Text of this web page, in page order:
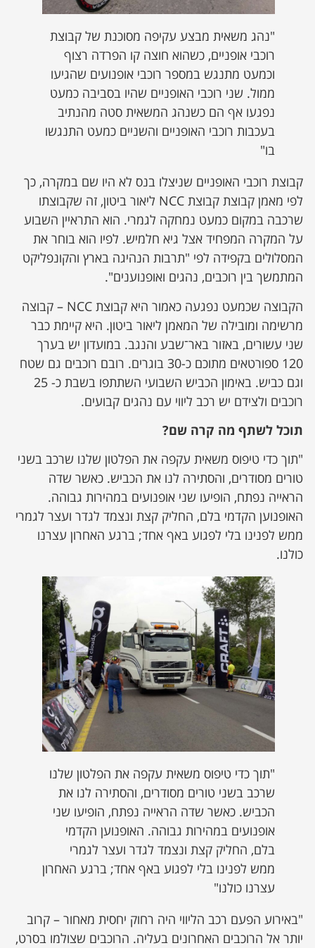
"נהג משאית מבצע עקיפה מסוכנת של קבוצת
רוכבי אופניים, כשהוא חוצה קו הפרדה רצוף
וכמעט מתנגש במספר רוכבי אופנועים שהגיעו
ממול. שני רוכבי האופניים שהיו בסביבה כמעט
נפגעו אף הם כשנהג המשאית סטה מהנתיב
בעכבות רוכבי האופניים והשניים כמעט התנגשו
בו"
קבוצת רוכבי האופניים שניצלו בנס לא היו שם במקרה, כך
לפי מאמן קבוצת קבוצת NCC ליאור ביטון, זה שקבוצתו
שרכבה במקום כמעט נמחקה לגמרי. הוא התראיין השבוע
על המקרה המפחיד אצל גיא חלמיש. לפיו הוא בוחר את
המסלולים בקפידה לפי "תרבות הנהיגה בארץ והקונפליקט
המתמשך בין רוכבים, נהגים ואופנוענים".
הקבוצה שכמעט נפגעה כאמור היא קבוצת NCC – קבוצה
מרשימה ומובילה של המאמן ליאור ביטון. היא קיימת כבר
שני עשורים, באזור באר־שבע והנגב. במועדון יש בערך
120 ספורטאים מתוכם כ-30 בוגרים. רובם רוכבים גם שטח
וגם כביש. באימון הכביש השבועי השתתפו בשבת כ- 25
רוכבים ולצידם יש רכב ליווי עם נהגים קבועים.
תוכל לשתף מה קרה שם?
"תוך כדי טיפוס משאית עקפה את הפלטון שלנו שרכב בשני
טורים מסודרים, והסתירה לנו את הכביש. כאשר שדה
הראייה נפתח, הופיעו שני אופנועים במהירות גבוהה.
האופנוען הקדמי בלם, החליק קצת ונצמד לגדר ועצר לגמרי
ממש לפנינו בלי לפגוע באף אחד; ברגע האחרון עצרנו
כולנו.
"תוך כדי טיפוס משאית עקפה את הפלטון שלנו
שרכב בשני טורים מסודרים, והסתירה לנו את
הכביש. כאשר שדה הראייה נפתח, הופיעו שני
אופנועים במהירות גבוהה. האופנוען הקדמי
בלם, החליק קצת ונצמד לגדר ועצר לגמרי
ממש לפנינו בלי לפגוע באף אחד; ברגע האחרון
עצרנו כולנו"
"באירוע הפעם רכב הליווי היה רחוק יחסית מאחור – קרוב
יותר אל הרוכבים האחרונים בעליה. הרוכבים שצולמו בסרט,